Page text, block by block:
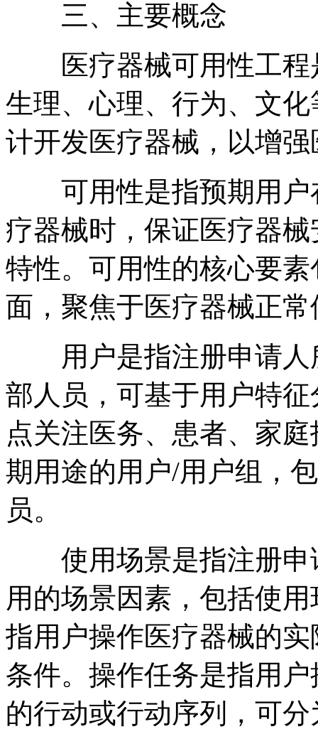
三、主要概念
医疗器械可用性工程
生理、心理、行为、文
计开发医疗器械，以增
可用性是指预期用户
疗器械时，保证医疗器
特性。可用性的核心要
面，聚焦于医疗器械正
用户是指注册申请人
部人员，可基于用户特
点关注医务、患者、家
期用途的用户/用户组，
员。
使用场景是指注册申
用的场景因素，包括使
指用户操作医疗器械的
条件。操作任务是指用
的行动或行动序列，可